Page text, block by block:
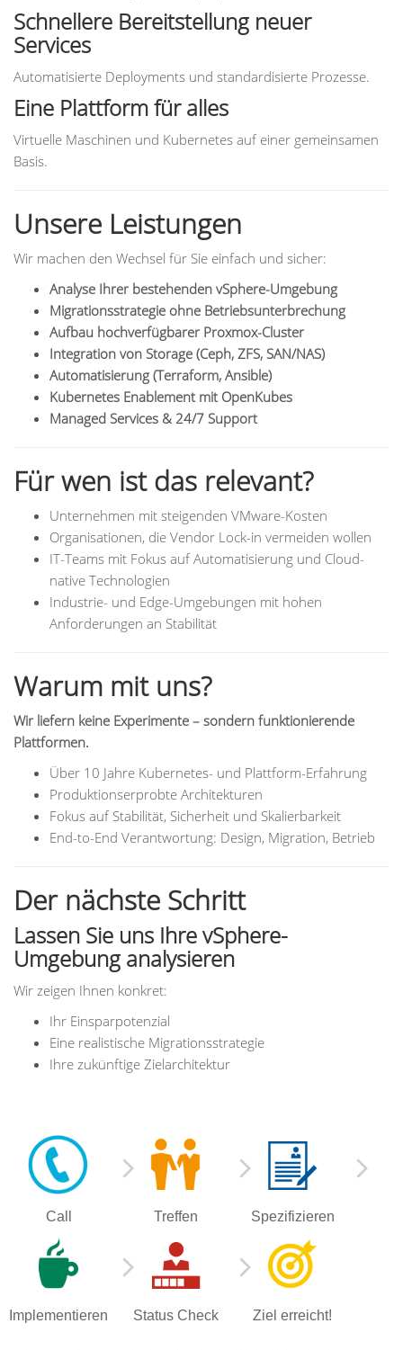
Schnellere Bereitstellung neuer
Services
Automatisierte Deployments und standardisierte Prozesse.
Eine Plattform für alles
Virtuelle Maschinen und Kubernetes auf einer gemeinsamen
Basis.
Unsere Leistungen
Wir machen den Wechsel für Sie einfach und sicher:
Analyse Ihrer bestehenden vSphere-Umgebung
Migrationsstrategie ohne Betriebsunterbrechung
Aufbau hochverfügbarer Proxmox-Cluster
Integration von Storage (Ceph, ZFS, SAN/NAS)
Automatisierung (Terraform, Ansible)
Kubernetes Enablement mit OpenKubes
Managed Services & 24/7 Support
Für wen ist das relevant?
Unternehmen mit steigenden VMware-Kosten
Organisationen, die Vendor Lock-in vermeiden wollen
IT-Teams mit Fokus auf Automatisierung und Cloud-
native Technologien
Industrie- und Edge-Umgebungen mit hohen
Anforderungen an Stabilität
Warum mit uns?
Wir liefern keine Experimente – sondern funktionierende
Plattformen.
Über 10 Jahre Kubernetes- und Plattform-Erfahrung
Produktionserprobte Architekturen
Fokus auf Stabilität, Sicherheit und Skalierbarkeit
End-to-End Verantwortung: Design, Migration, Betrieb
Der nächste Schritt
Lassen Sie uns Ihre vSphere-
Umgebung analysieren
Wir zeigen Ihnen konkret:
Ihr Einsparpotenzial
Eine realistische Migrationsstrategie
Ihre zukünftige Zielarchitektur
Call Treffen Spezifizieren
Implementieren Status Check Ziel erreicht!